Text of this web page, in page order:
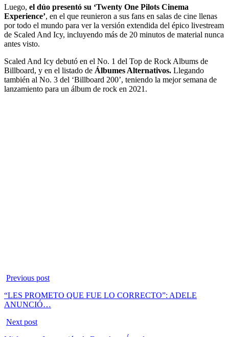
Luego, el dúo presentó su ‘Twenty One Pilots Cinema
Experience’, en el que reunieron a sus fans en salas de cine llenas
por todo el mundo para ver la versión extendida del épico livestream
de Scaled And Icy, incluyendo más de 20 minutos de material nunca
antes visto.
Scaled And Icy debutó en el No. 1 del Top de Rock Albums de
Billboard, y en el listado de Álbumes Alternativos. Llegando
también al No. 3 del ‘Billboard 200’, teniendo la mejor semana de
lanzamiento para un álbum de rock en 2021.
Previous post
“LES PROMETO QUE FUE LO CORRECTO”: ADELE
ANUNCIÓ…
Next post